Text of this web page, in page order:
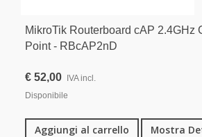
MikroTik Routerboard cAP 2.4GHz
Point - RBcAP2nD
€ 52,00 IVA incl.
Disponibile
Aggiungi al carrello Mostra